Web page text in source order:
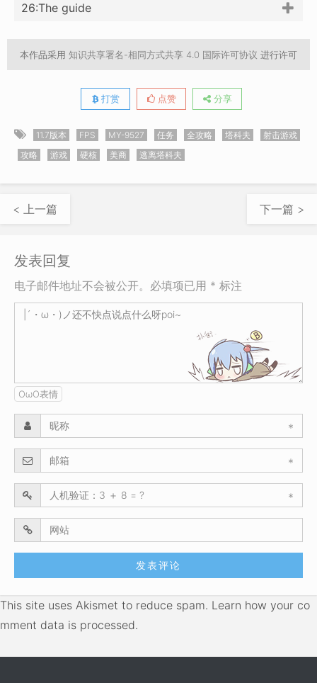
26:The guide
本作品采用 知识共享署名-相同方式共享 4.0 国际许可协议 进行许可
打赏 点赞 分享
11.7版本 FPS MY-9527 任务 全攻略 塔科夫
射击游戏
攻略
游戏 硬核 美商 逃离塔科夫
< 上一篇 下一篇 >
发表回复
电子邮件地址不会被公开。必填项已用 * 标注
OωO表情
*
*
*
This site uses Akismet to reduce spam. Learn how your co
mment data is processed.